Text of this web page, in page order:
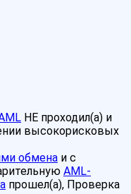
НЕ проходил(а) и
высокорисковых
обмена и с
AML-
прошел(а), Проверка